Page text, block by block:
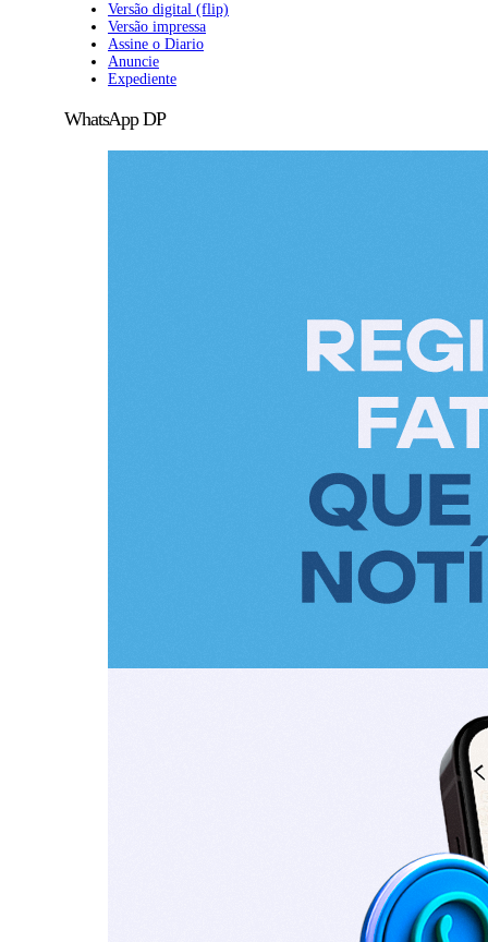
Versão digital (flip)
Versão impressa
Assine o Diario
Anuncie
Expediente
WhatsApp DP